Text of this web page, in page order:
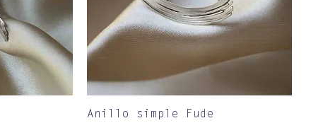
Vista rápida
Anillo simple Fude